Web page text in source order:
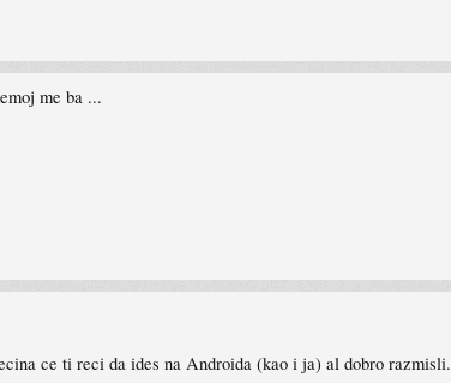
me ba ...
ce ti reci da ides na Androida (kao i ja) al dobro razmisli.